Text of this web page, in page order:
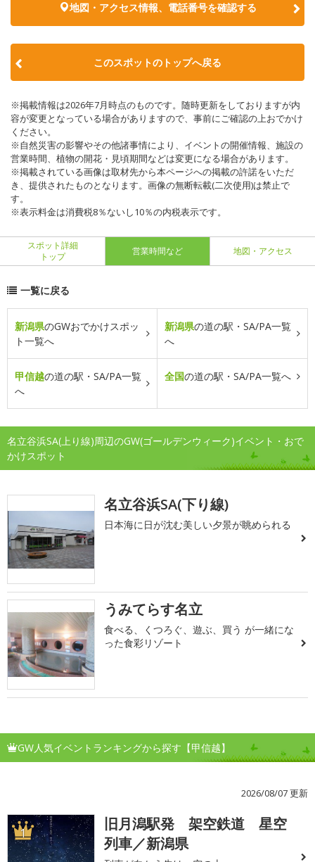
地図・アクセス情報、電話番号を確認する
このスポットのトップへ戻る
※掲載情報は2026年7月時点のものです。随時更新をしておりますが内
容が変更となっている場合がありますので、事前にご確認の上おでかけ
ください。
※自然災害の影響やその他諸事情により、イベントの開催情報、施設の
営業時間、植物の開花・見頃期間などは変更になる場合があります。
※掲載されている画像は取材先から本ページへの掲載の許諾をいただ
き、提供されたものとなります。画像の無断転載(二次使用)は禁止で
す。
※表示料金は消費税8％ないし10％の内税表示です。
スポット詳細
トップ
営業時間など 地図・アクセス
一覧に戻る
新潟県のGWおでかけスポッ
ト一覧へ
新潟県の道の駅・SA/PA一覧
へ
甲信越の道の駅・SA/PA一覧
へ
全国の道の駅・SA/PA一覧へ
名立谷浜SA(上り線)周辺のGW(ゴールデンウィーク)イベント・おで
かけスポット
名立谷浜SA(下り線)
日本海に日が沈む美しい夕景が眺められる
うみてらす名立
食べる、くつろぐ、遊ぶ、買う が一緒にな
った食彩リゾート
GW人気イベントランキングから探す【甲信越】
2026/08/07 更新
1
旧月潟駅発 架空鉄道 星空
列車／新潟県